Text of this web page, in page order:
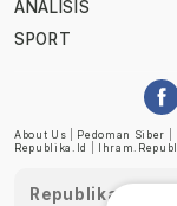
ANALISIS
SPORT
About Us Pedoman Siber
Republika.id
Republika telah